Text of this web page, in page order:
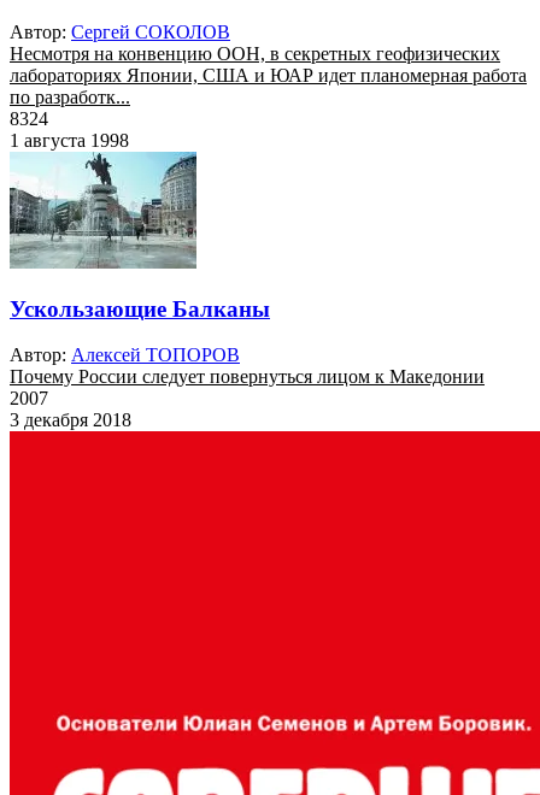
Автор: Сергей СОКОЛОВ
Несмотря на конвенцию ООН, в секретных геофизических
лабораториях Японии, США и ЮАР идет планомерная работа
по разработк...
8324
1 августа 1998
Ускользающие Балканы
Автор: Алексей ТОПОРОВ
Почему России следует повернуться лицом к Македонии
2007
3 декабря 2018